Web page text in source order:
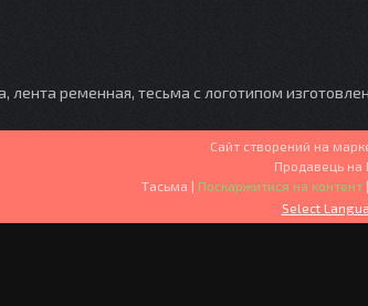
лента ременная, тесьма с логотипом
Сайт створений на
Продавець на
Тасьма | Поскаржитися на контент |
Select